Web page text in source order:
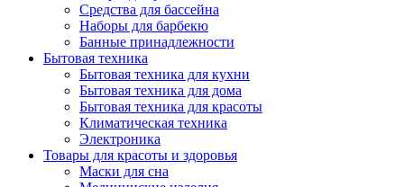
Средства для бассейна
Наборы для барбекю
Банные принадлежности
Бытовая техника
Бытовая техника для кухни
Бытовая техника для дома
Бытовая техника для красоты
Климатическая техника
Электроника
Товары для красоты и здоровья
Маски для сна